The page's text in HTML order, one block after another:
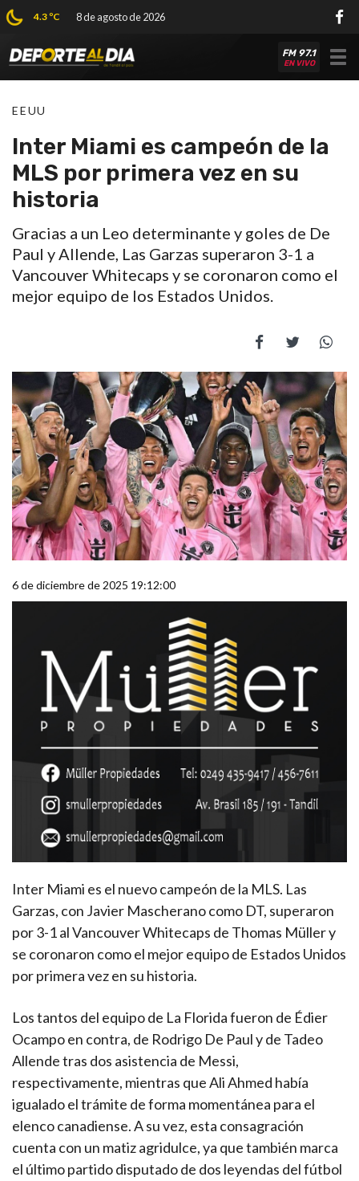
4.3 ºC 8 de agosto de 2026
FM 97.1
EN VIVO
EEUU
Inter Miami es campeón de la
MLS por primera vez en su
historia
Gracias a un Leo determinante y goles de De
Paul y Allende, Las Garzas superaron 3-1 a
Vancouver Whitecaps y se coronaron como el
mejor equipo de los Estados Unidos.
6 de diciembre de 2025 19:12:00
Inter Miami es el nuevo campeón de la MLS. Las
Garzas, con Javier Mascherano como DT, superaron
por 3-1 al Vancouver Whitecaps de Thomas Müller y
se coronaron como el mejor equipo de Estados Unidos
por primera vez en su historia.
Los tantos del equipo de La Florida fueron de Édier
Ocampo en contra, de Rodrigo De Paul y de Tadeo
Allende tras dos asistencia de Messi,
respectivamente, mientras que Ali Ahmed había
igualado el trámite de forma momentánea para el
elenco canadiense. A su vez, esta consagración
cuenta con un matiz agridulce, ya que también marca
el último partido disputado de dos leyendas del fútbol